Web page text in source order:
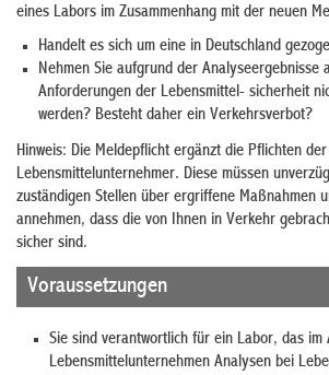
eines Labors im Zusammenhang mit der neuen
Handelt es sich um eine in Deutschland
Nehmen Sie aufgrund der Analyseergebnisse
Anforderungen der Lebensmittel- sicherheit
werden? Besteht daher ein Verkehrsverbot?
Hinweis: Die Meldepflicht ergänzt die Pflichten der
Lebensmittelunternehmer. Diese müssen
zuständigen Stellen über ergriffene Maßnahmen
annehmen, dass die von Ihnen in Verkehr
sicher sind.
Voraussetzungen
Sie sind verantwortlich für ein Labor, das im
Lebensmittelunternehmen Analysen bei